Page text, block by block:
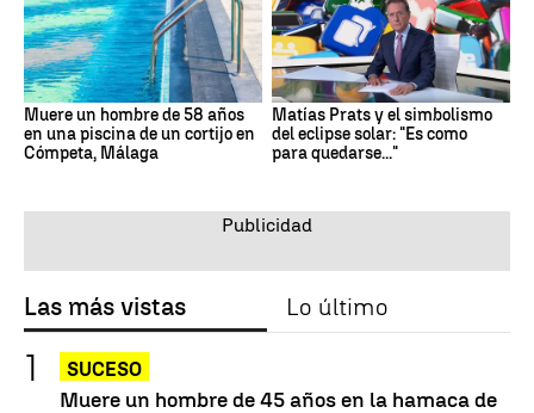
Muere un hombre de 58 años
en una piscina de un cortijo en
Cómpeta, Málaga
Matías Prats y el simbolismo
del eclipse solar: "Es como
para quedarse..."
Las más vistas Lo último
SUCESO
Muere un hombre de 45 años en la hamaca de